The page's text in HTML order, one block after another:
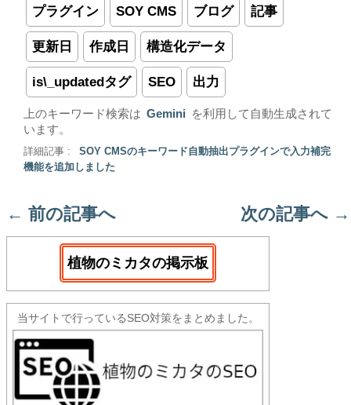
プラグイン SOY CMS ブログ 記事
更新日 作成日 構造化データ
is\_updatedタグ SEO 出力
上のキーワード検索は Gemini
を利用して自動生成されて
います。
詳細記事 :
SOY CMSのキーワード自動抽出プラグインで入力補完
機能を追加しました
← 前の記事へ 次の記事へ →
植物のミカタの掲示板
当サイトで行っているSEO対策をまとめました。